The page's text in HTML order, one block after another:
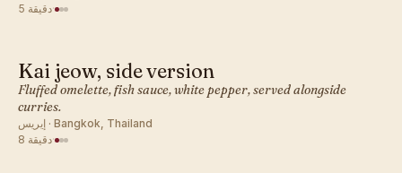
5 دقيقة·
تايلاندي · طبق جانبي
Kai jeow, side version
Fluffed omelette, fish sauce, white pepper, served alongside
curries.
إيريس · Bangkok, Thailand
8 دقيقة·